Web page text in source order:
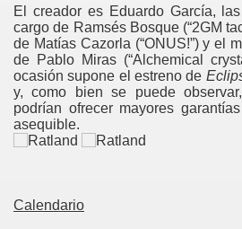
El creador es Eduardo García,
cargo de Ramsés Bosque (“2GM
de Matías Cazorla (“ONUS!”) y el
de Pablo Miras (“Alchemical
ocasión supone el estreno de
y, como bien se puede
podrían ofrecer mayores
asequible.
Calendario